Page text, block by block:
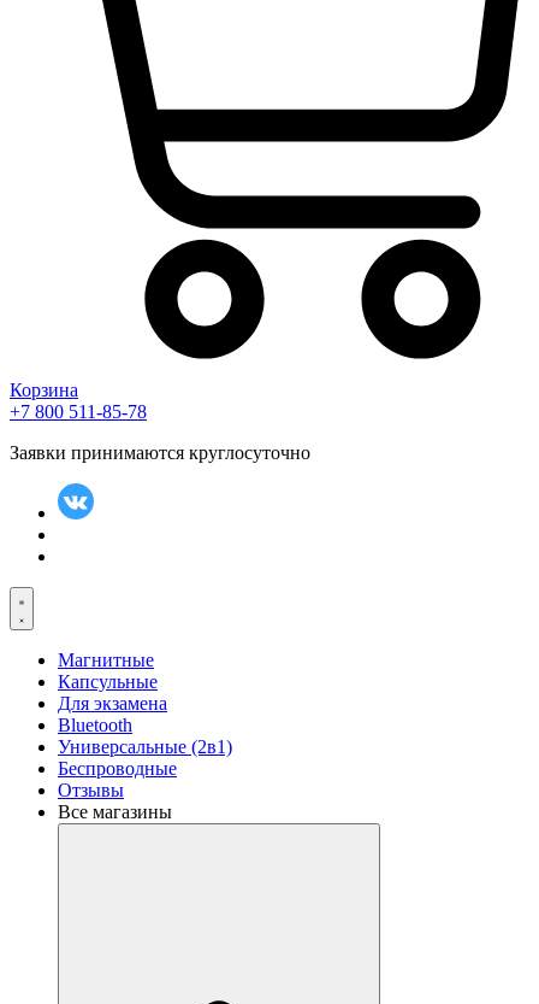
Корзина
+7 800 511-85-78
Заявки принимаются круглосуточно
Магнитные
Капсульные
Для экзамена
Bluetooth
Универсальные (2в1)
Беспроводные
Отзывы
Все магазины